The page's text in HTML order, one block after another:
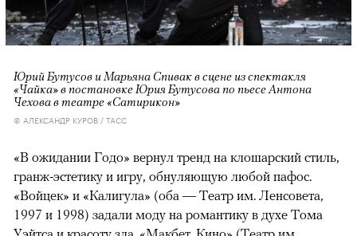
Юрий Бутусов и Марьяна Спивак в сцене из спектакля
«Чайка» в постановке Юрия Бутусова по пьесе Антона
Чехова в театре «Сатирикон»
© АЛЕКСАНДР КУРОВ / ТАСС
«В ожидании Годо» вернул тренд на клошарский стиль,
гранж-эстетику и игру, обнуляющую любой пафос.
«Войцек» и «Калигула» (оба — Театр им. Ленсовета,
1997 и 1998) задали моду на романтику в духе Тома